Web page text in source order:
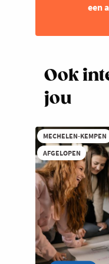
een
Ook
jou
MECHELEN-KEMPEN
AFGELOPEN